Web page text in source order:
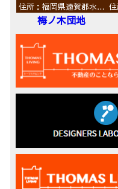
住所：福岡県遠賀郡水…
梅ノ木団地